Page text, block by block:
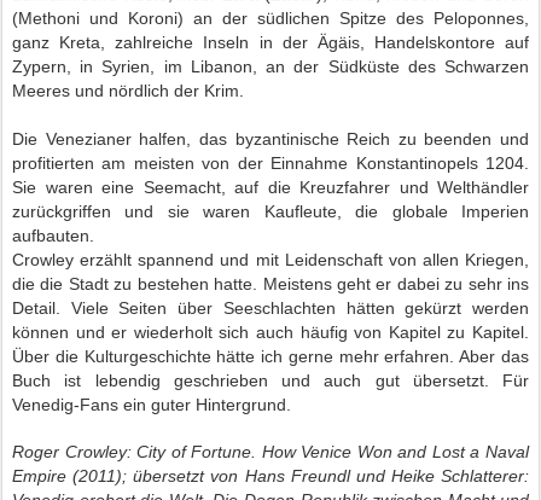
(Methoni und Koroni) an der südlichen Spitze des Peloponnes,
ganz Kreta, zahlreiche Inseln in der Ägäis, Handelskontore auf
Zypern, in Syrien, im Libanon, an der Südküste des Schwarzen
Meeres und nördlich der Krim.
Die Venezianer halfen, das byzantinische Reich zu beenden und
profitierten am meisten von der Einnahme Konstantinopels 1204.
Sie waren eine Seemacht, auf die Kreuzfahrer und Welthändler
zurückgriffen und sie waren Kaufleute, die globale Imperien
aufbauten.
Crowley erzählt spannend und mit Leidenschaft von allen Kriegen,
die die Stadt zu bestehen hatte. Meistens geht er dabei zu sehr ins
Detail. Viele Seiten über Seeschlachten hätten gekürzt werden
können und er wiederholt sich auch häufig von Kapitel zu Kapitel.
Über die Kulturgeschichte hätte ich gerne mehr erfahren. Aber das
Buch ist lebendig geschrieben und auch gut übersetzt. Für
Venedig-Fans ein guter Hintergrund.
Roger Crowley: City of Fortune. How Venice Won and Lost a Naval
Empire (2011); übersetzt von Hans Freundl und Heike Schlatterer: